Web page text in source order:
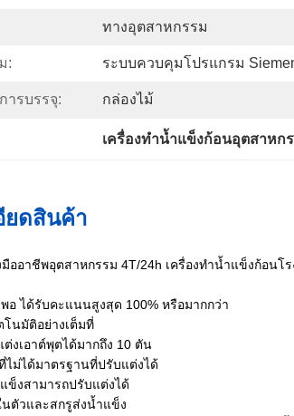
ทางอุตสาหกรรม
: ระบบควบคุมโปรแกรม
ารบรรจุ: กล่องไม้
เครื่องทำน้ำแข็งก้อนอุตสาหก
ยดสินค้า
ออาชีพอุตสาหกรรม 4T/24h เครื่องทำน้ำแข็งก้อนโ
อ ได้รับคะแนนสูงสุด 100% หรือมากกว่า
นมัติอย่างเต็มที่
งเอาต์พุตได้มากถึง 10 ตัน
ไม่ได้มาตรฐานที่ปรับแต่งได้
ข็งสามารถปรับแต่งได้
ตัวและสกรูส่งน้ำแข็ง